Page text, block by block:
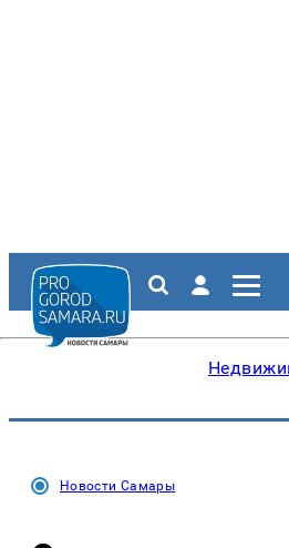
Новости Самары